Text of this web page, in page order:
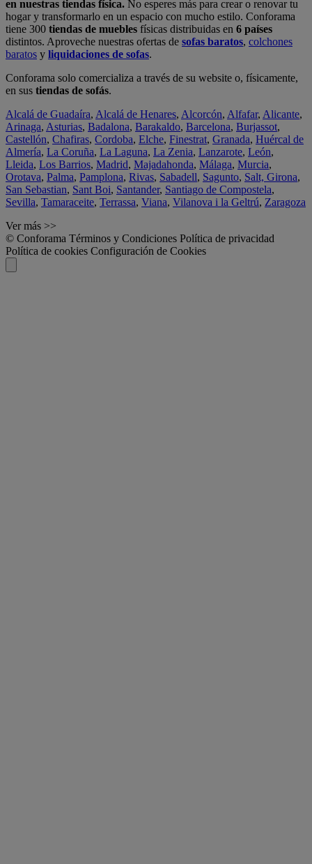
en nuestras tiendas física. No esperes más para crear o renovar tu
hogar y transformarlo en un espacio con mucho estilo. Conforama
tiene 300 tiendas de muebles físicas distribuidas en 6 países
distintos. Aproveche nuestras ofertas de sofas baratos, colchones
baratos y liquidaciones de sofas.
Conforama solo comercializa a través de su website o, físicamente,
en sus tiendas de sofás.
Alcalá de Guadaíra, Alcalá de Henares, Alcorcón, Alfafar, Alicante,
Arinaga, Asturias, Badalona, Barakaldo, Barcelona, Burjassot,
Castellón, Chafiras, Cordoba, Elche, Finestrat, Granada, Huércal de
Almería, La Coruña, La Laguna, La Zenia, Lanzarote, León,
Lleida, Los Barrios, Madrid, Majadahonda, Málaga, Murcia,
Orotava, Palma, Pamplona, Rivas, Sabadell, Sagunto, Salt, Girona,
San Sebastian, Sant Boi, Santander, Santiago de Compostela,
Sevilla, Tamaraceite, Terrassa, Viana, Vilanova i la Geltrú, Zaragoza
Ver más >>
© Conforama Términos y Condiciones Política de privacidad
Política de cookies Configuración de Cookies